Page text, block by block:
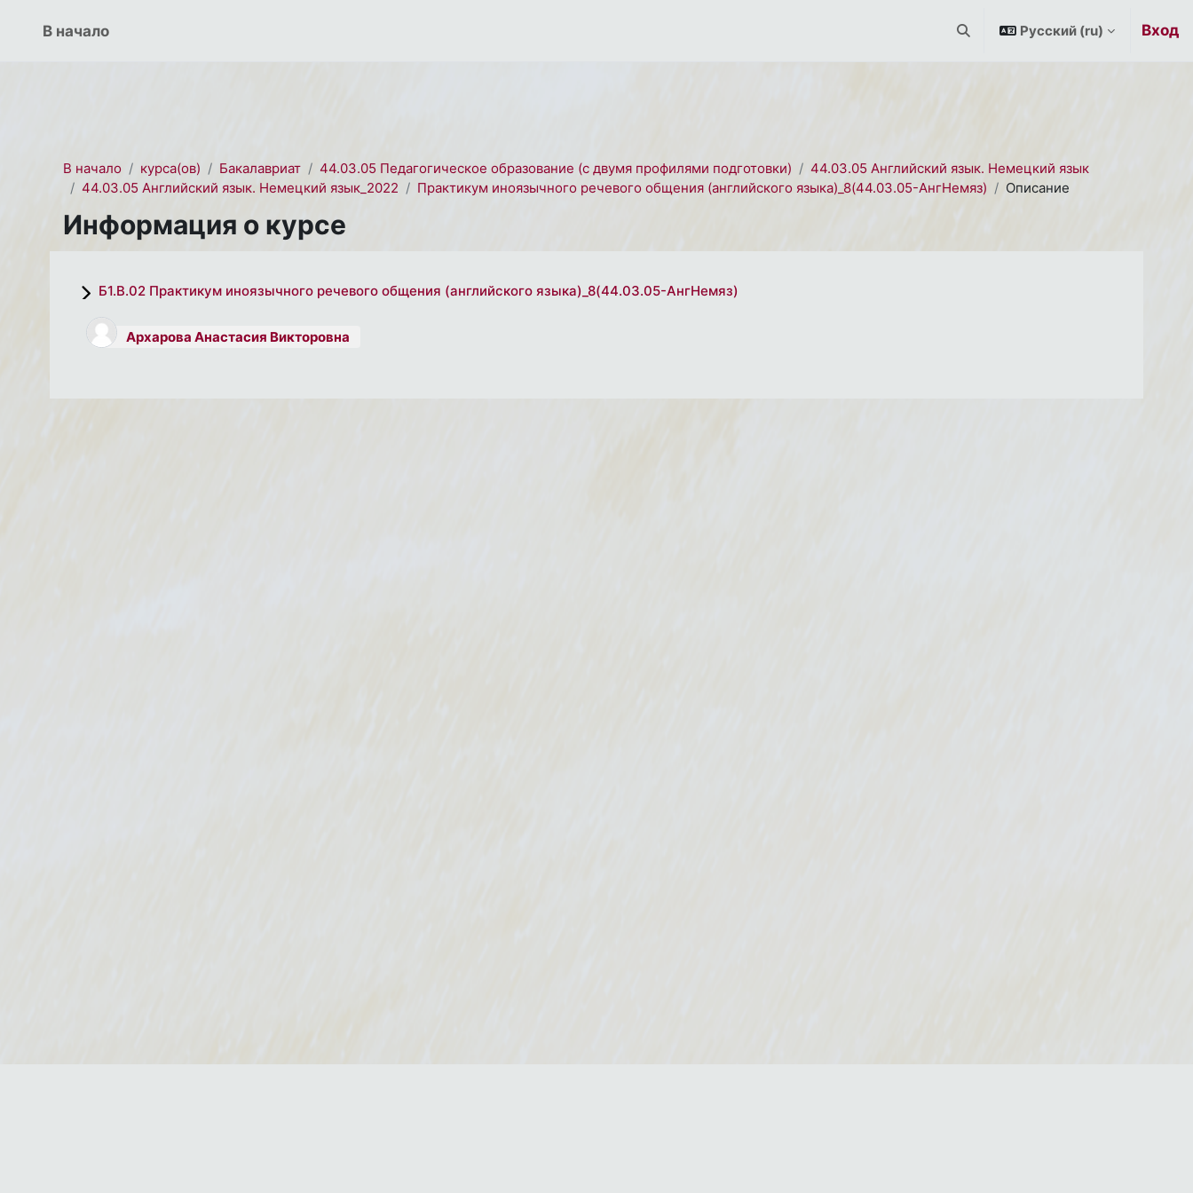
СЭО 2.0
В начало Изменить данные поисковой
Русский ‎(ru)‎ Вход
В начало курса(ов) Бакалавриат 44.03.05 Педагогическое образование (с двумя профилями подготовки)
44.03.05 Английский язык. Немецкий язык
44.03.05 Английский язык. Немецкий язык_2022
Практикум иноязычного речевого общения (английского языка)_8(44.03.05-АнгНемяз) Описание
Информация о курсе
Б1.В.02 Практикум иноязычного речевого общения (английского языка)_8(44.03.05-АнгНемяз)
Архарова Анастасия Викторовна